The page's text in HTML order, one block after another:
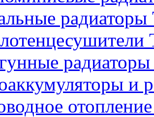
и